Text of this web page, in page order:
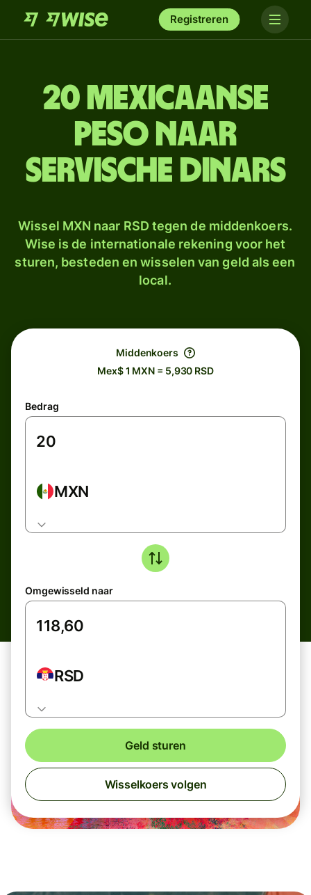
Registreren
20 Mexicaanse
peso naar
Servische dinars
Wissel MXN naar RSD tegen de middenkoers.
Wise is de internationale rekening voor het
sturen, besteden en wisselen van geld als een
local.
Middenkoers
Mex$ 1 MXN = 5,930 RSD
Bedrag
MXN
Omgewisseld naar
RSD
Geld sturen
Wisselkoers volgen